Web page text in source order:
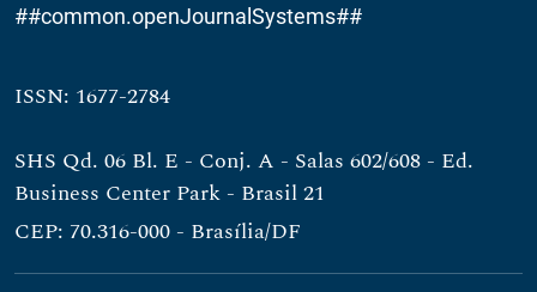
##common.openJournalSystems##
ISSN: 1677-2784
SHS Qd. 06 Bl. E - Conj. A - Salas 602/608 - Ed.
Business Center Park - Brasil 21
CEP: 70.316-000 - Brasília/DF